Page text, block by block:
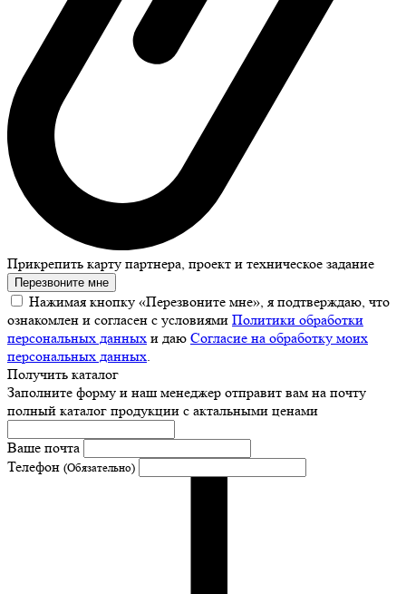
Прикрепить карту партнера, проект и техническое задание
Перезвоните мне
Нажимая кнопку «Перезвоните мне», я подтверждаю, что
ознакомлен и согласен с условиями Политики обработки
персональных данных и даю Согласие на обработку моих
персональных данных.
Получить каталог
Заполните форму и наш менеджер отправит вам на почту
полный каталог продукции с актальными ценами
Ваше почта
Телефон (Обязательно)